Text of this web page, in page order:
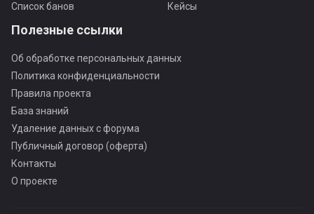
Список банов
Кейсы
Полезные ссылки
Об обработке персональных данных
Политика конфиденциальности
Правила проекта
База знаний
Удаление данных с форума
Публичный договор (оферта)
Контакты
О проекте